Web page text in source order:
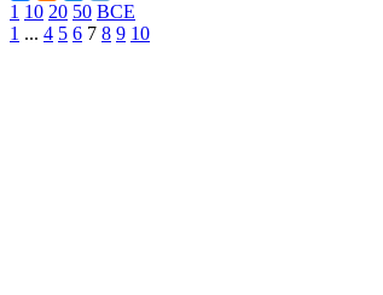
1 10 20 50 ВСЕ
1 ... 4 5 6 7 8 9 10